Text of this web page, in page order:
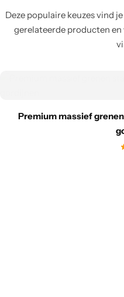
Deze populaire keuzes vind
gerelateerde producten
Premium massief